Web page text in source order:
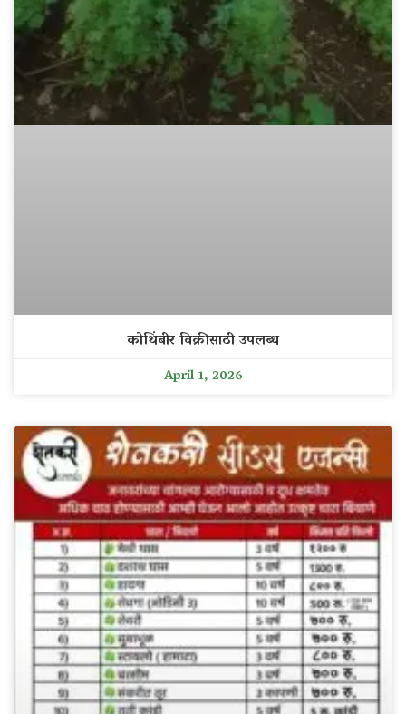
कोथिंबीर विक्रीसाठी उपलब्ध
April 1, 2026